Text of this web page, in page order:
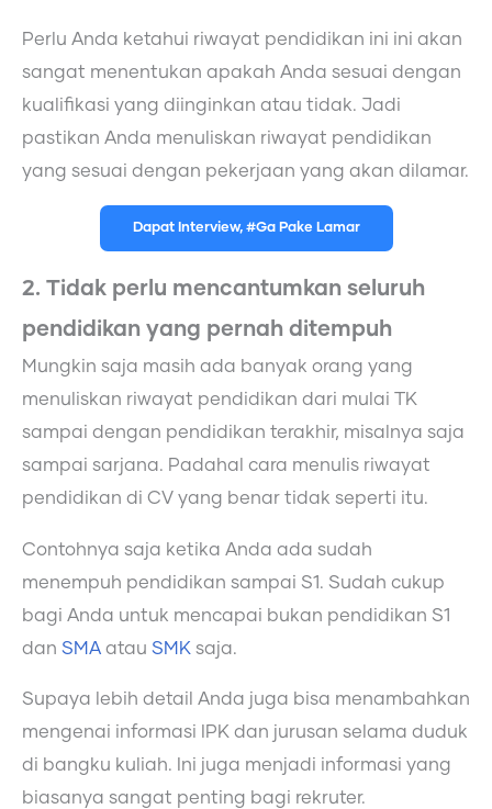
Perlu Anda ketahui riwayat pendidikan ini ini akan
sangat menentukan apakah Anda sesuai dengan
kualifikasi yang diinginkan atau tidak. Jadi
pastikan Anda menuliskan riwayat pendidikan
yang sesuai dengan pekerjaan yang akan dilamar.
Dapat Interview, #Ga Pake Lamar
2. Tidak perlu mencantumkan seluruh
pendidikan yang pernah ditempuh
Mungkin saja masih ada banyak orang yang
menuliskan riwayat pendidikan dari mulai TK
sampai dengan pendidikan terakhir, misalnya saja
sampai sarjana. Padahal cara menulis riwayat
pendidikan di CV yang benar tidak seperti itu.
Contohnya saja ketika Anda ada sudah
menempuh pendidikan sampai S1. Sudah cukup
bagi Anda untuk mencapai bukan pendidikan S1
dan SMA atau SMK saja.
Supaya lebih detail Anda juga bisa menambahkan
mengenai informasi IPK dan jurusan selama duduk
di bangku kuliah. Ini juga menjadi informasi yang
biasanya sangat penting bagi rekruter.